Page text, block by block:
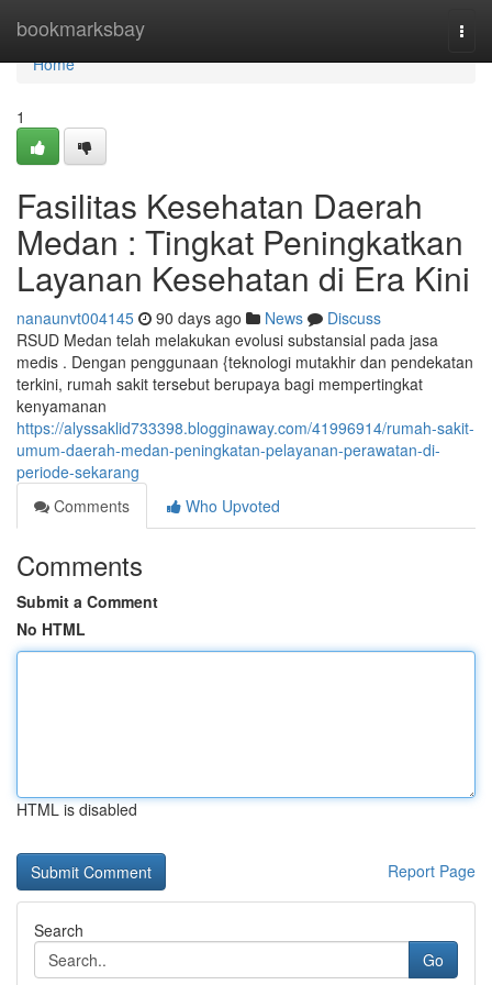
bookmarksbay
Home
Home
1
Fasilitas Kesehatan Daerah
Medan : Tingkat Peningkatkan
Layanan Kesehatan di Era Kini
nanaunvt004145 90 days ago News
Discuss
RSUD Medan telah melakukan evolusi substansial pada jasa
medis . Dengan penggunaan {teknologi mutakhir dan pendekatan
terkini, rumah sakit tersebut berupaya bagi mempertingkat
kenyamanan
https://alyssaklid733398.blogginaway.com/41996914/rumah-sakit-
umum-daerah-medan-peningkatan-pelayanan-perawatan-di-
periode-sekarang
Comments
Who Upvoted
Comments
Submit a Comment
No HTML
HTML is disabled
Report Page
Search
Go